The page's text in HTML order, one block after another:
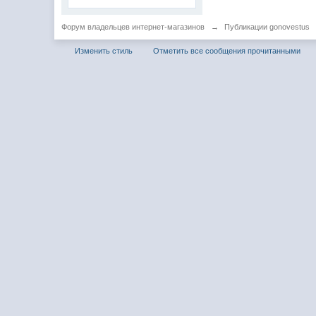
Форум владельцев интернет-магазинов → Публикации gonovestus
Изменить стиль Отметить все сообщения прочитанными